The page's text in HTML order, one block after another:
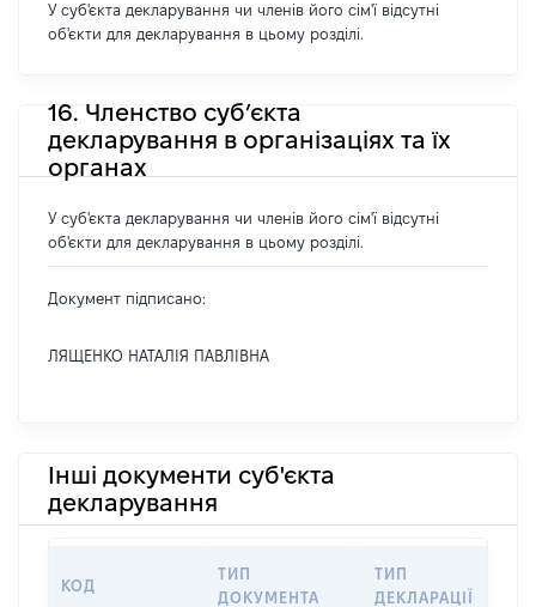
У суб'єкта декларування чи членів його сім'ї відсутні
об'єкти для декларування в цьому розділі.
16. Членство суб’єкта
декларування в організаціях та їх
органах
У суб'єкта декларування чи членів його сім'ї відсутні
об'єкти для декларування в цьому розділі.
Документ підписано:
ЛЯЩЕНКО НАТАЛІЯ ПАВЛІВНА
Інші документи суб'єкта
декларування
КОД
ТИП
ДОКУМЕНТА
ТИП
ДЕКЛАРАЦІЇ